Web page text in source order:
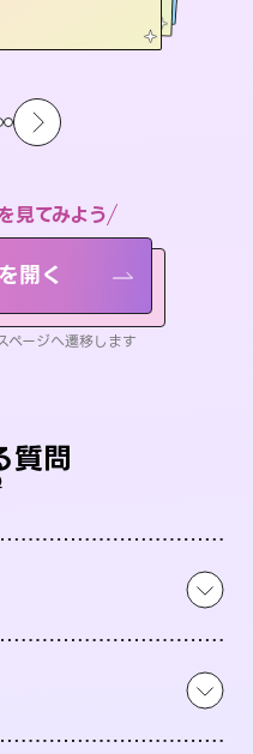
見てみよう
開く
ージへ遷移します
質問